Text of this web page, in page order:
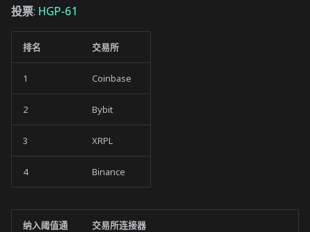
投票: HGP-61
排名 交易所
1 Coinbase
2 Bybit
3 XRPL
4 Binance
纳入阈值通
交易所连接器